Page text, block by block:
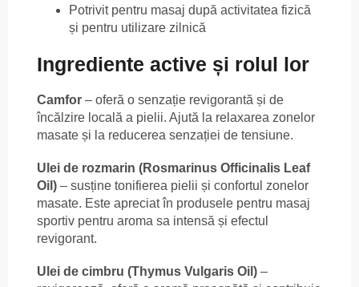
Potrivit pentru masaj după activitatea fizică
și pentru utilizare zilnică
Ingrediente active și rolul lor
Camfor – oferă o senzație revigorantă și de
încălzire locală a pielii. Ajută la relaxarea zonelor
masate și la reducerea senzației de tensiune.
Ulei de rozmarin (Rosmarinus Officinalis Leaf
Oil) – susține tonifierea pielii și confortul zonelor
masate. Este apreciat în produsele pentru masaj
sportiv pentru aroma sa intensă și efectul
revigorant.
Ulei de cimbru (Thymus Vulgaris Oil) –